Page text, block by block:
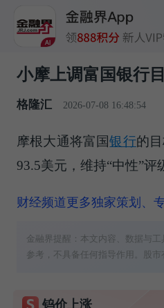
小摩上调富国银行
格隆汇 2026-07-08 16:48:54
摩根大通将富国银行的
93.5美元，维持“中性”评
财经频道更多独家策划、
金融界提醒：本文内容、数据与
参考，不具备任何指导作用。股
钨价上涨